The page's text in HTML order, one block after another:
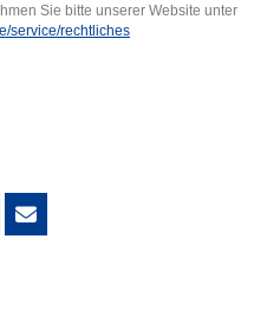
Sie bitte unserer Website unter
service/rechtliches